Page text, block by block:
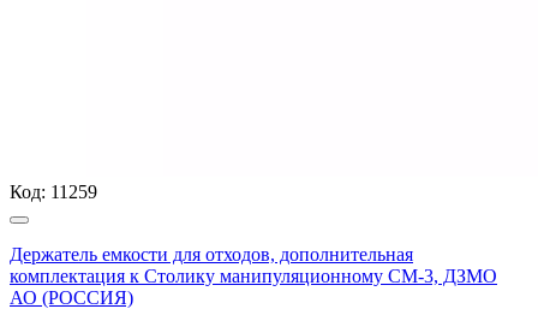
Код: 11259
Держатель емкости для отходов, дополнительная
комплектация к Столику манипуляционному СМ-3, ДЗМО
АО (РОССИЯ)